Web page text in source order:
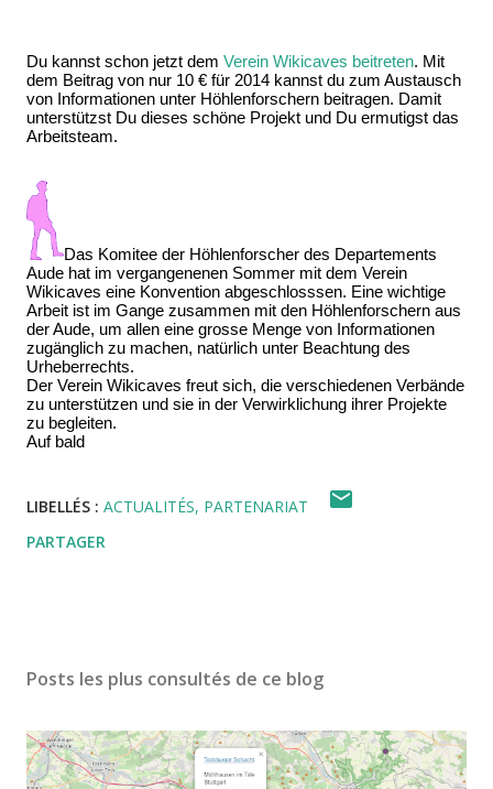
Du kannst schon jetzt dem Verein Wikicaves beitreten. Mit
dem Beitrag von nur 10 € für 2014 kannst du zum Austausch
von Informationen unter Höhlenforschern beitragen. Damit
unterstützst Du dieses schöne Projekt und Du ermutigst das
Arbeitsteam.
Das Komitee der Höhlenforscher des Departements
Aude hat im vergangenenen Sommer mit dem Verein
Wikicaves eine Konvention abgeschlosssen. Eine wichtige
Arbeit ist im Gange zusammen mit den Höhlenforschern aus
der Aude, um allen eine grosse Menge von Informationen
zugänglich zu machen, natürlich unter Beachtung des
Urheberrechts.
Der Verein Wikicaves freut sich, die verschiedenen Verbände
zu unterstützen und sie in der Verwirklichung ihrer Projekte
zu begleiten.
Auf bald
LIBELLÉS : ACTUALITÉS PARTENARIAT
PARTAGER
Posts les plus consultés de ce blog